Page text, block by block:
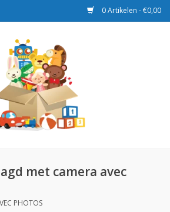
0 Artikelen - €0,00
met camera avec
PHOTOS